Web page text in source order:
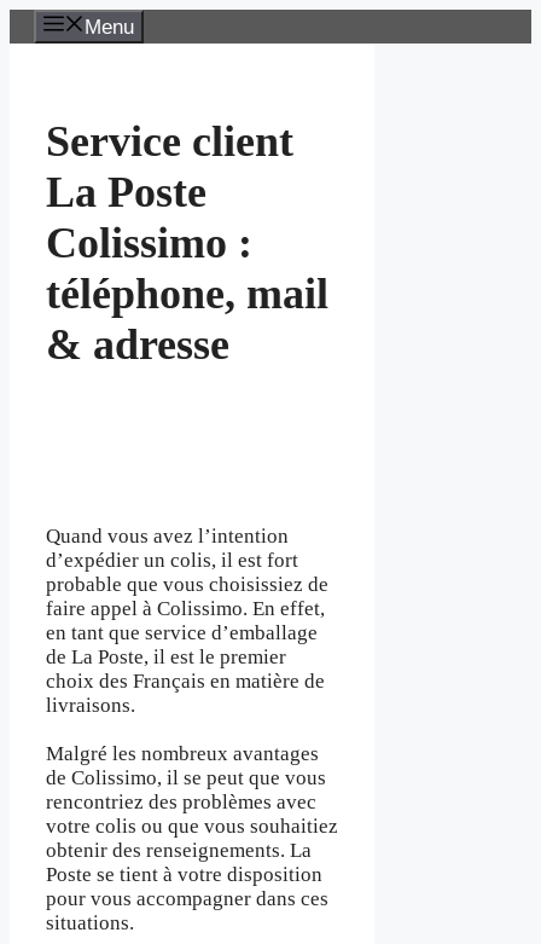
Aller
au
Menu
Service client
La Poste
Colissimo :
téléphone, mail
& adresse
Quand vous avez l’intention
d’expédier un colis, il est fort
probable que vous choisissiez de
faire appel à Colissimo. En effet,
en tant que service d’emballage
de La Poste, il est le premier
choix des Français en matière de
livraisons.
Malgré les nombreux avantages
de Colissimo, il se peut que vous
rencontriez des problèmes avec
votre colis ou que vous souhaitiez
obtenir des renseignements. La
Poste se tient à votre disposition
pour vous accompagner dans ces
situations.